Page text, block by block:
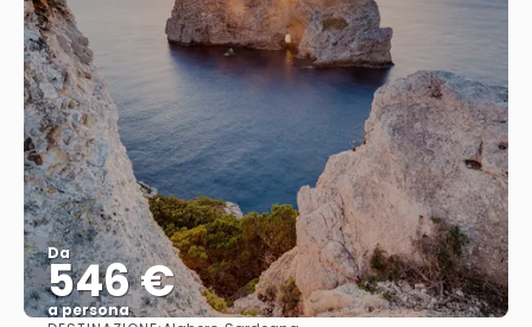
Da
546 €
a persona